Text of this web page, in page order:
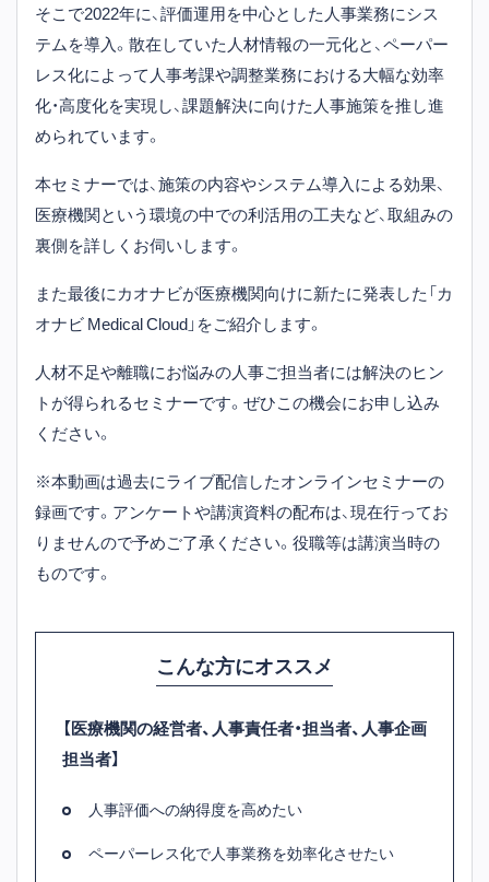
そこで2022年に、評価運用を中心とした人事業務にシス
テムを導入。散在していた人材情報の一元化と、ペーパー
レス化によって人事考課や調整業務における大幅な効率
化・高度化を実現し、課題解決に向けた人事施策を推し進
められています。
本セミナーでは、施策の内容やシステム導入による効果、
医療機関という環境の中での利活用の工夫など、取組みの
裏側を詳しくお伺いします。
また最後にカオナビが医療機関向けに新たに発表した「カ
オナビ Medical Cloud」をご紹介します。
人材不足や離職にお悩みの人事ご担当者には解決のヒン
トが得られるセミナーです。ぜひこの機会にお申し込み
ください。
※本動画は過去にライブ配信したオンラインセミナーの
録画です。アンケートや講演資料の配布は、現在行ってお
りませんので予めご了承ください。役職等は講演当時の
ものです。
こんな方にオススメ
【医療機関の経営者、人事責任者・担当者、人事企画
担当者】
人事評価への納得度を高めたい
ペーパーレス化で人事業務を効率化させたい